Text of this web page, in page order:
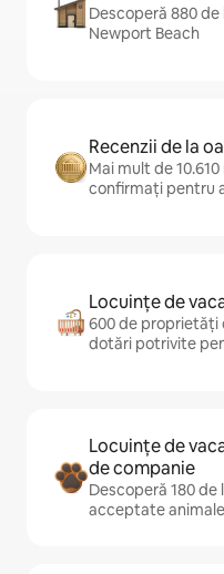
Descoperă 880
Newport Beach
Recenzii de la
Mai mult de
confirmați pentru
Locuințe de
600 de proprietăți
dotări potrivite
Locuințe de
de companie
Descoperă 180
acceptate